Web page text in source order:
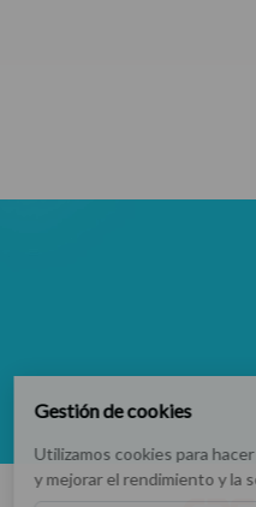
Gestión de cookies
Utilizamos cookies para
y mejorar el rendimiento y la